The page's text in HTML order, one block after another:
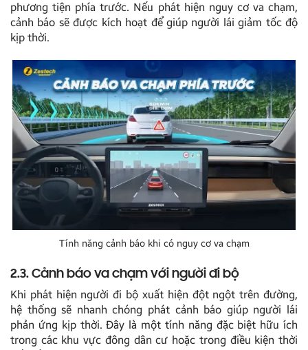
phương tiện phía trước. Nếu phát hiện nguy cơ va chạm,
cảnh báo sẽ được kích hoạt để giúp người lái giảm tốc độ
kịp thời.
Tính năng cảnh báo khi có nguy cơ va chạm
2.3. Cảnh báo va chạm với người đi bộ
Khi phát hiện người đi bộ xuất hiện đột ngột trên đường,
hệ thống sẽ nhanh chóng phát cảnh báo giúp người lái
phản ứng kịp thời. Đây là một tính năng đặc biệt hữu ích
trong các khu vực đông dân cư hoặc trong điều kiện thời